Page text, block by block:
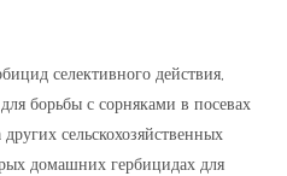
селективного действия,
борьбы с сорняками в посевах
сельскохозяйственных
домашних гербицидах для